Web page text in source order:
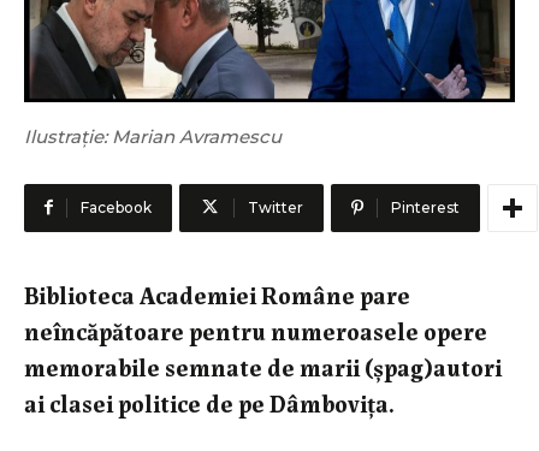
Ilustrație: Marian Avramescu
Facebook Twitter Pinterest
Biblioteca Academiei Române pare
neîncăpătoare pentru numeroasele opere
memorabile semnate de marii (șpag)autori
ai clasei politice de pe Dâmbovița.